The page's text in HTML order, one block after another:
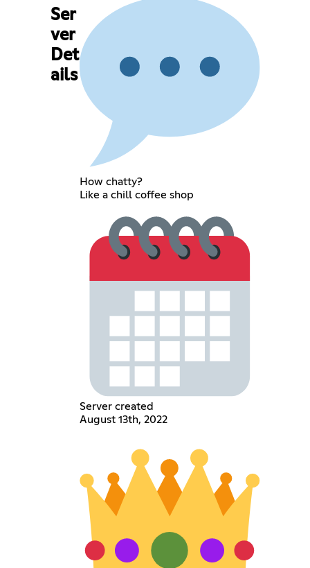
Ser
ver
Det
ails
How chatty?
Like a chill coffee shop
Server created
August 13th, 2022